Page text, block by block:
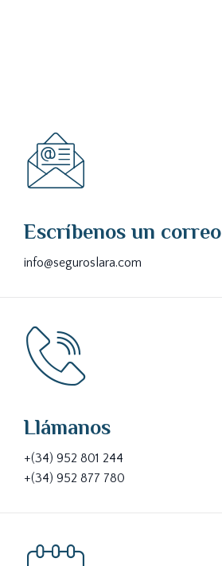
Escríbenos un correo
info@seguroslara.com
Llámanos
+(34) 952 801 244
+(34) 952 877 780